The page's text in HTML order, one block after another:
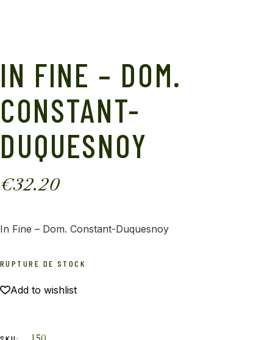
IN FINE – DOM.
CONSTANT-
DUQUESNOY
€32.20
In Fine – Dom. Constant-Duquesnoy
RUPTURE DE STOCK
Add to wishlist